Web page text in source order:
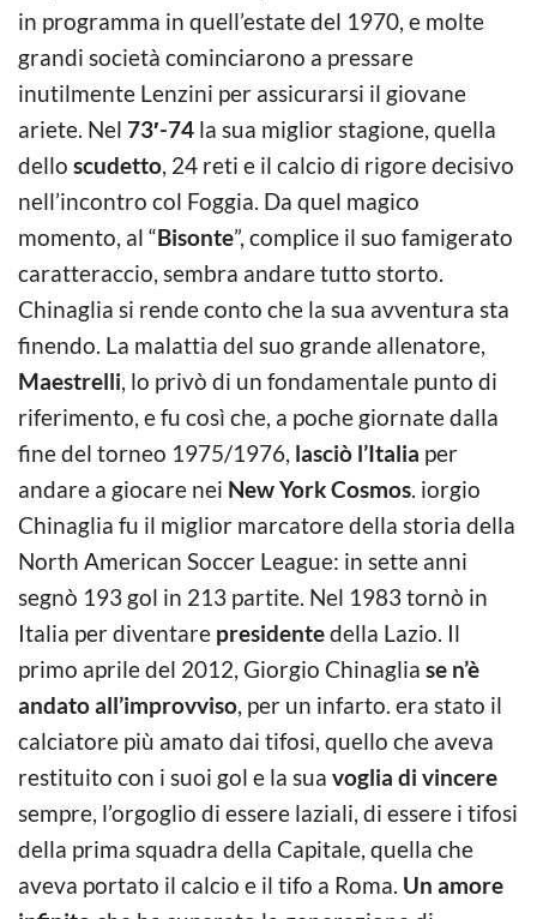
in programma in quell’estate del 1970, e molte
grandi società cominciarono a pressare
inutilmente Lenzini per assicurarsi il giovane
ariete. Nel 73′-74 la sua miglior stagione, quella
dello scudetto, 24 reti e il calcio di rigore decisivo
nell’incontro col Foggia. Da quel magico
momento, al “Bisonte”, complice il suo famigerato
caratteraccio, sembra andare tutto storto.
Chinaglia si rende conto che la sua avventura sta
finendo. La malattia del suo grande allenatore,
Maestrelli, lo privò di un fondamentale punto di
riferimento, e fu così che, a poche giornate dalla
fine del torneo 1975/1976, lasciò l’Italia per
andare a giocare nei New York Cosmos. iorgio
Chinaglia fu il miglior marcatore della storia della
North American Soccer League: in sette anni
segnò 193 gol in 213 partite. Nel 1983 tornò in
Italia per diventare presidentedella Lazio. Il
primo aprile del 2012, Giorgio Chinaglia se n’è
andato all’improvviso, per un infarto. era stato il
calciatore più amato dai tifosi, quello che aveva
restituito con i suoi gol e la sua voglia di vincere
sempre, l’orgoglio di essere laziali, di essere i tifosi
della prima squadra della Capitale, quella che
aveva portato il calcio e il tifo a Roma. Un amore